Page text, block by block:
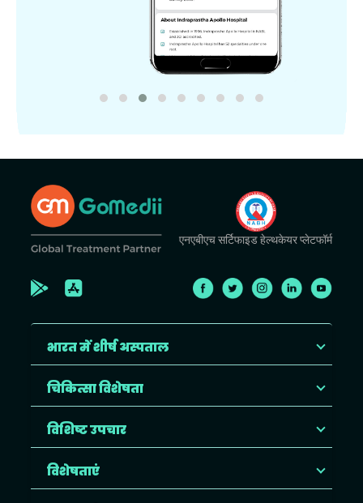
एनएबीएच सर्टिफाइड हेल्थकेयर प्लेटफॉर्म
भारत में शीर्ष अस्पताल
चिकित्सा विशेषता
विशिष्ट उपचार
विशेषताएं